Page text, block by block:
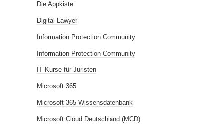
Die Appkiste
Digital Lawyer
Information Protection Community
Information Protection Community
IT Kurse für Juristen
Microsoft 365
Microsoft 365 Wissensdatenbank
Microsoft Cloud Deutschland (MCD)